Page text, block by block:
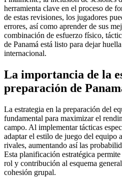
herramienta clave en el proceso de
de estas revisiones, los jugadores
errores, así como aprender de sus
combinación de esfuerzo físico,
de Panamá está listo para dejar
internacional.
La importancia de la
preparación de
La estrategia en la preparación del
fundamental para maximizar el
campo. Al implementar tácticas
adaptar el estilo de juego del equipo
rivales, aumentando así las
Esta planificación estratégica
rol y contribución al esquema
cohesión grupal.